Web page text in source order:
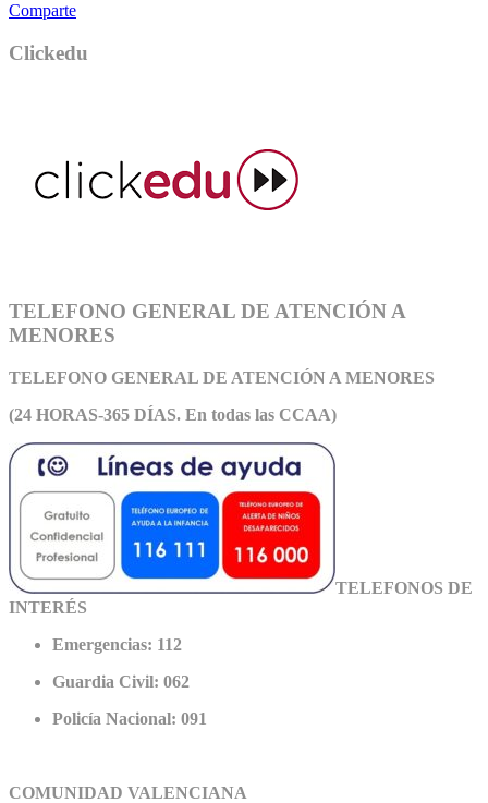
Comparte
Clickedu
TELEFONO GENERAL DE ATENCIÓN A
MENORES
TELEFONO GENERAL DE ATENCIÓN A MENORES
(24 HORAS-365 DÍAS. En todas las CCAA)
TELEFONOS DE
INTERÉS
Emergencias: 112
Guardia Civil: 062
Policía Nacional: 091
COMUNIDAD VALENCIANA